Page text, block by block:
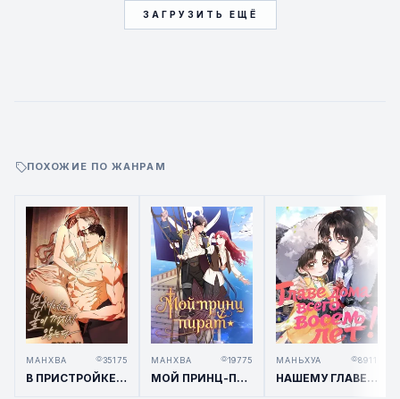
ЗАГРУЗИТЬ ЕЩЁ
ПОХОЖИЕ ПО ЖАНРАМ
МАНХВА 35175
В ПРИСТРОЙКЕ НЕ ГАСНЕТ СВЕТ
МАНХВА 19775
МОЙ ПРИНЦ-ПИРАТ
МАНЬХУА 8911
НАШЕМУ ГЛАВЕ СЕМЬИ ВСЕГО 8 ЛЕТ!